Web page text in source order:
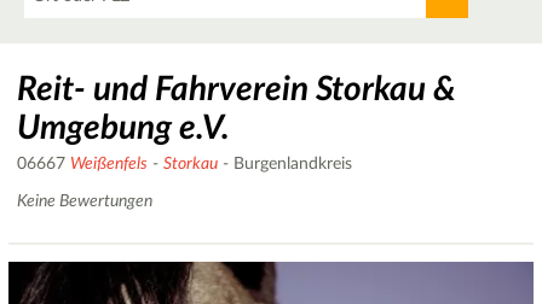
Reit- und Fahrverein Storkau &
Umgebung e.V.
06667 Weißenfels - Storkau - Burgenlandkreis
Keine Bewertungen